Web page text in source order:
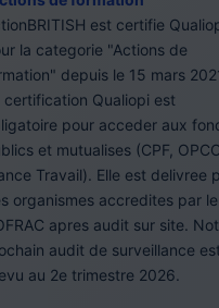
est certifie
la categorie "Actions de
depuis le 15 mars
certification Qualiopi est
pour acceder aux
et mutualises (CPF,
Travail). Elle est delivree
organismes accredites par le
apres audit sur site.
audit de surveillance est
au 2e trimestre 2026.